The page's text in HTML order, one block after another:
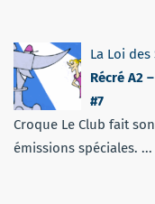
La Loi des
Récré A2
#7
Croque Le Club fait
émissions spéciales. ...